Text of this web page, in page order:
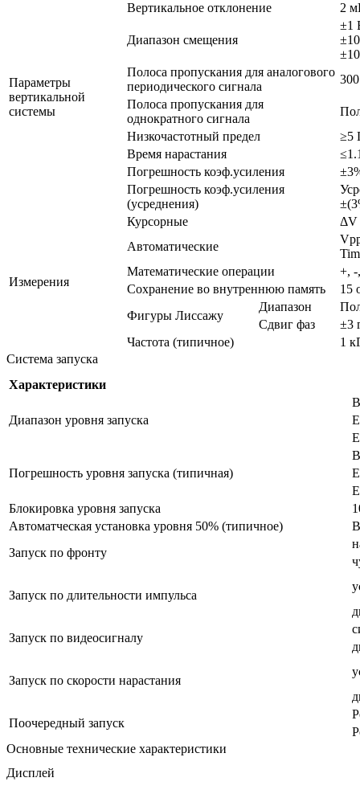
Параметры
вертикальной
системы
Вертикальное отклонение 2
Диапазон смещения
±1
Полоса пропускания для аналогового
периодического сигнала
Полоса пропускания для
однократного сигнала
Низкочастотный предел
≥5
Время нарастания
Погрешность коэф.усиления
Погрешность коэф.усиления
(усреднения)
Измерения
Курсорные
ΔV
Автоматические
Математические операции
+,
Сохранение во внутреннюю память
15
Фигуры Лиссажу
Диапазон
Сдвиг фаз
±3
Частота (типичное)
1
Система запуска
Характеристики
Диапазон уровня запуска
Погрешность уровня запуска (типичная)
Блокировка уровня запуска
Автоматческая установка уровня 50% (типичное)
Запуск по фронту
Запуск по длительности импульса
Запуск по видеосигналу
Запуск по скорости нарастания
Поочередный запуск
Основные технические характеристики
Дисплей